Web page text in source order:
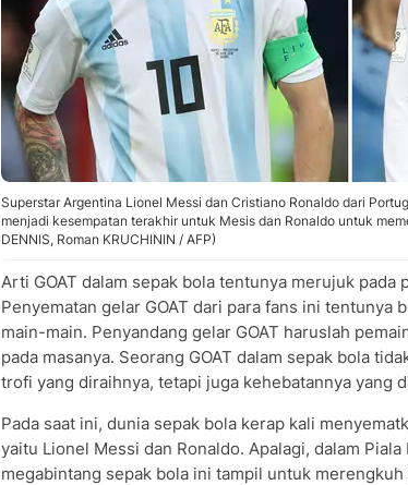
Superstar Argentina Lionel Messi dan Cristiano Ronaldo dari
menjadi kesempatan terakhir untuk Mesis dan Ronaldo untuk
DENNIS, Roman KRUCHININ / AFP)
Arti GOAT dalam sepak bola tentunya merujuk pada
Penyematan gelar GOAT dari para fans ini tentunya
main-main. Penyandang gelar GOAT haruslah
pada masanya. Seorang GOAT dalam sepak bola
trofi yang diraihnya, tetapi juga kehebatannya yang
Pada saat ini, dunia sepak bola kerap kali
yaitu Lionel Messi dan Ronaldo. Apalagi, dalam
megabintang sepak bola ini tampil untuk